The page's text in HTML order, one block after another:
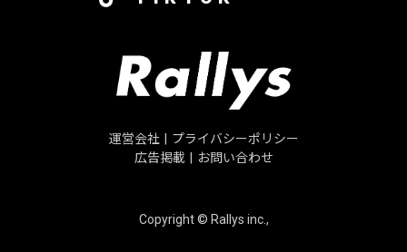
運営会社
プライバシーポリシー
広告掲載
お問い合わせ
Copyright © Rallys inc.,